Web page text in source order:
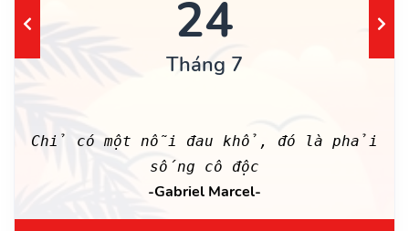
24
Tháng 7
Chỉ có một nỗi đau khổ, đó là phải
sống cô độc
-Gabriel Marcel-